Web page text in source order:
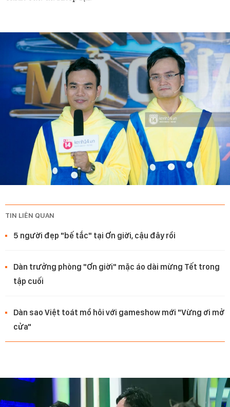
TIN LIÊN QUAN
5 người đẹp "bế tắc" tại Ơn giời, cậu đây rồi
Dàn trưởng phòng "Ơn giời" mặc áo dài mừng Tết trong
tập cuối
Dàn sao Việt toát mồ hôi với gameshow mới "Vừng ơi mở
cửa"